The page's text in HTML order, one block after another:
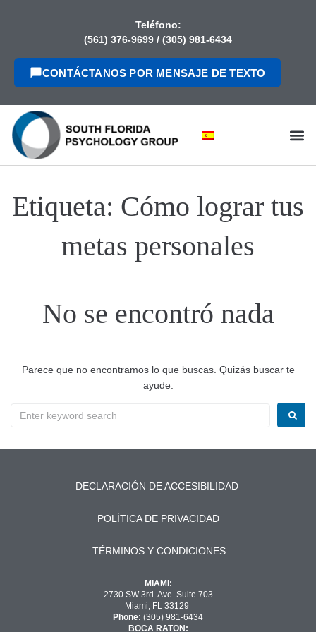
Teléfono:
(561) 376-9699 / (305) 981-6434
CONTÁCTANOS POR MENSAJE DE TEXTO
Etiqueta: Cómo lograr tus
metas personales
No se encontró nada
Parece que no encontramos lo que buscas. Quizás buscar te
ayude.
DECLARACIÓN DE ACCESIBILIDAD
POLÍTICA DE PRIVACIDAD
TÉRMINOS Y CONDICIONES
MIAMI:
2730 SW 3rd. Ave. Suite 703
Miami, FL 33129
Phone: (305) 981-6434
BOCA RATON: